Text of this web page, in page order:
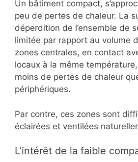
Un bâtiment compact,
peu de pertes de chaleur. La
déperdition de l’ensemble de
limitée par rapport au volume
zones centrales, en contact
locaux à la même
moins de pertes de chaleur
périphériques.
Par contre, ces zones sont
éclairées et ventilées
L’intérêt de la faible